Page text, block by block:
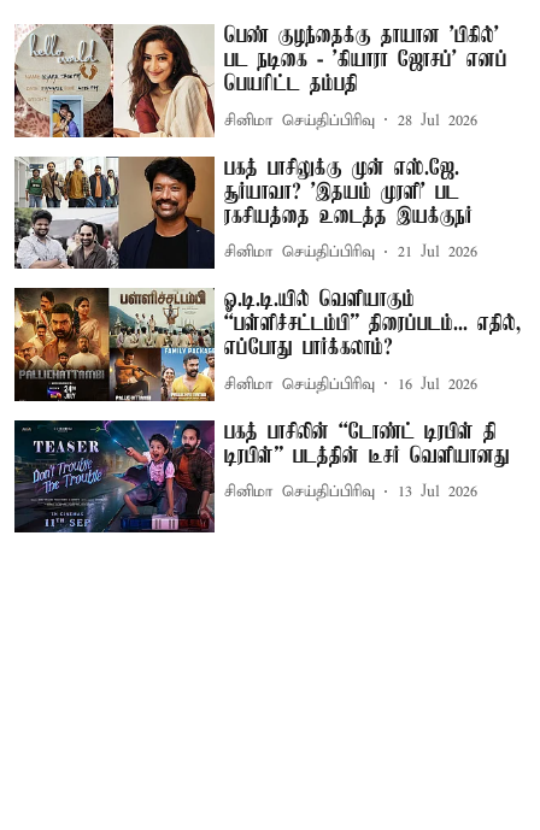
பெண் குழந்தைக்கு தாயான ’பிகில்’
பட நடிகை - 'கியாரா ஜோசப்' எனப்
பெயரிட்ட தம்பதி
சினிமா செய்திப்பிரிவு 28 Jul 2026
பகத் பாசிலுக்கு முன் எஸ்.ஜே.
சூர்யாவா? 'இதயம் முரளி' பட
ரகசியத்தை உடைத்த இயக்குநர்
சினிமா செய்திப்பிரிவு 21 Jul 2026
ஓ.டி.டி.யில் வெளியாகும்
“பள்ளிச்சட்டம்பி” திரைப்படம்... எதில்,
எப்போது பார்க்கலாம்?
சினிமா செய்திப்பிரிவு 16 Jul 2026
பகத் பாசிலின் “டோண்ட் டிரபிள் தி
டிரபிள்” படத்தின் டீசர் வெளியானது
சினிமா செய்திப்பிரிவு 13 Jul 2026